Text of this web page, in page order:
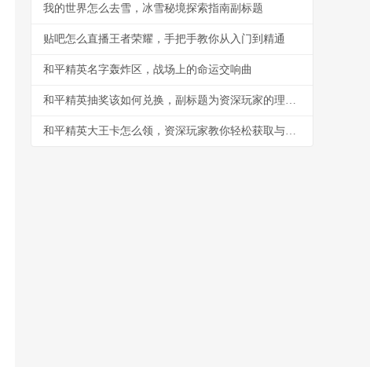
我的世界怎么去雪，冰雪秘境探索指南副标题
贴吧怎么直播王者荣耀，手把手教你从入门到精通
和平精英名字轰炸区，战场上的命运交响曲
和平精英抽奖该如何兑换，副标题为资深玩家的理性抉择指南
和平精英大王卡怎么领，资深玩家教你轻松获取与高效使用